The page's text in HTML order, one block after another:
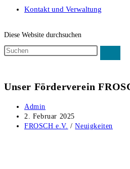
Kontakt und Verwaltung
Diese Website durchsuchen
Unser Förderverein
Admin
2. Februar 2025
FROSCH e.V. / Neuigkeiten